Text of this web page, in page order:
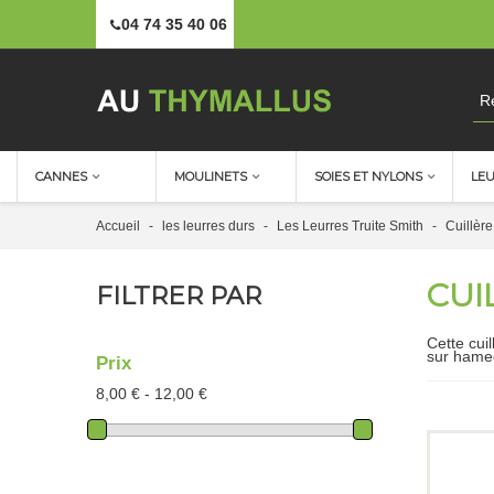
04 74 35 40 06
CANNES MOULINETS SOIES ET NYLONS
Accueil - les leurres durs - Les Leurres Truite Smith -
FILTRER PAR
Prix
8,00 € - 12,00 €
Cette
sur